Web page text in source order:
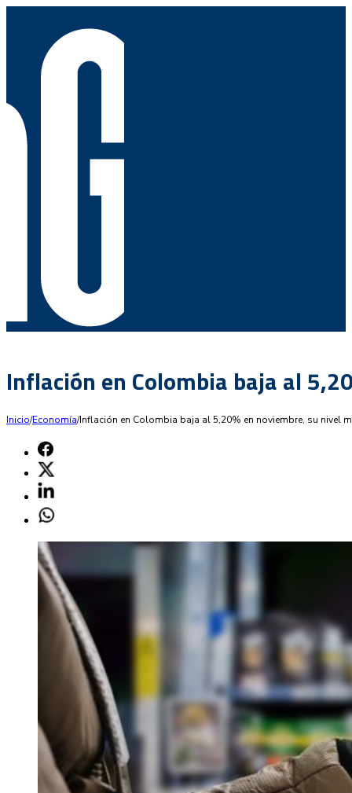
Inflación en Colombia baja al
Inicio/Economía/Inflación en Colombia baja al 5,20% en noviembre, su nivel